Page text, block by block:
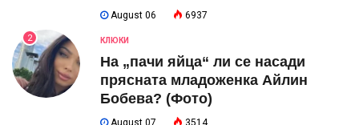
August 06 6937
2 КЛЮКИ
На „пачи яйца“ ли се насади
прясната младоженка Айлин
Бобева? (Фото)
August 07 3514